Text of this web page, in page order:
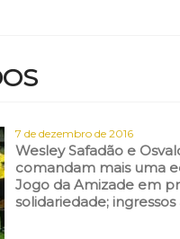
7 de dezembro de 2016
Wesley Safadão e
comandam mais uma
Jogo da Amizade em
solidariedade; ingressos